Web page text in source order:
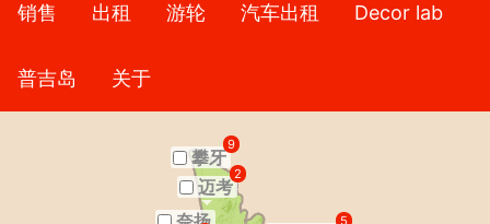
销售 出租 游轮 汽车出租 Decor lab
普吉岛 关于
攀牙
9
迈考
2